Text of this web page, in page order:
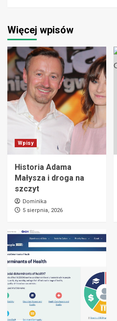
Więcej wpisów
Wpisy
Historia Adama
Małysza i droga na
szczyt
Dominika
5 sierpnia, 2026